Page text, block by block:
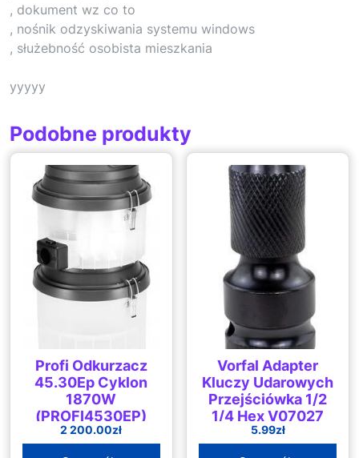
, dokument wz co to
, nośnik odzyskiwania systemu windows
, służebność osobista mieszkania
yyyyy
Podobne produkty
Profi Odkurzacz
45.30Ep Cyklon
1870W
(PROFI4530EP)
2 200.00zł
Vorfal Adapter
Kluczy Udarowych
Przejściówka 1/2
1/4 Hex V07027
5.99zł